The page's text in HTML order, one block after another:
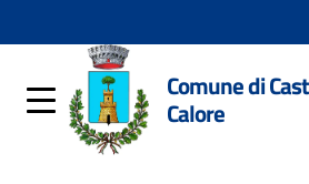
Comune di
Calore